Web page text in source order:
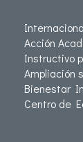
Acción
Instructivo
Ampliación
Bienestar
Centro de